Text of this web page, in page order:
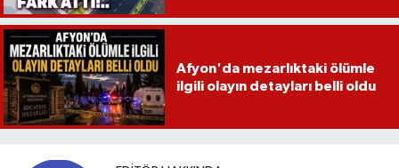
Afyon'da mezarlıktaki ölümle
ilgili olayın detayları belli oldu